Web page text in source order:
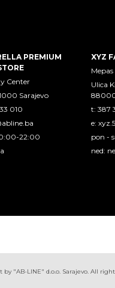
PREMIUM
Center
Sarajevo
010
22:00
XYZ
Ulica
t: 387
e:
pon -
ned:
by "AB-LINE" d.o.o. Sarajevo. All